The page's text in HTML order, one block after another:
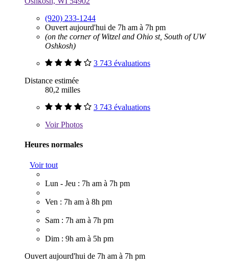
(920) 233-1244
Ouvert aujourd'hui de 7h am à 7h pm
(on the corner of Witzel and Ohio st, South of UW
Oshkosh)
3 743 évaluations
Distance estimée
80,2 milles
3 743 évaluations
VoirPhotos
Heures normales
Voir tout
Lun - Jeu : 7h am à 7h pm
Ven : 7h am à 8h pm
Sam : 7h am à 7h pm
Dim : 9h am à 5h pm
Ouvert aujourd'hui de 7h am à 7h pm